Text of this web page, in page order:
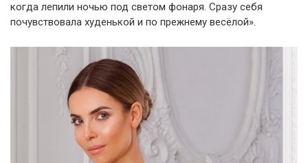
когда лепили ночью под светом фонаря. Сразу себя
почувствовала худенькой и по прежнему весёлой».